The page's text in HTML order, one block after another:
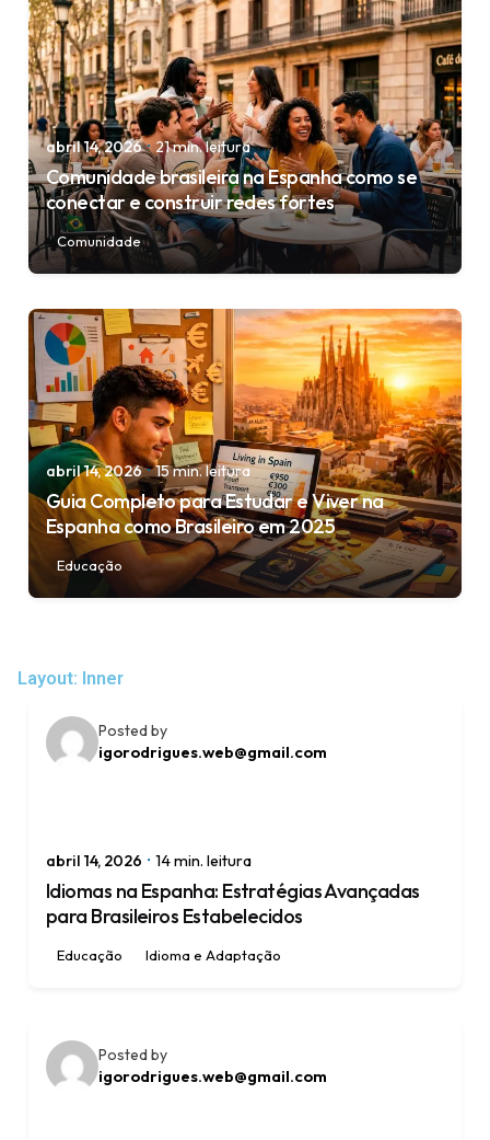
Posted by
igorodrigues.web@gmail.com
abril 14, 2026 21 min. leitura
Comunidade brasileira na Espanha como se
conectar e construir redes fortes
Comunidade
Posted by
igorodrigues.web@gmail.com
abril 14, 2026 15 min. leitura
Guia Completo para Estudar e Viver na
Espanha como Brasileiro em 2025
Educação
Layout: Inner
Posted by
igorodrigues.web@gmail.com
abril 14, 2026 14 min. leitura
Idiomas na Espanha: Estratégias Avançadas
para Brasileiros Estabelecidos
Educação Idioma e Adaptação
Posted by
igorodrigues.web@gmail.com